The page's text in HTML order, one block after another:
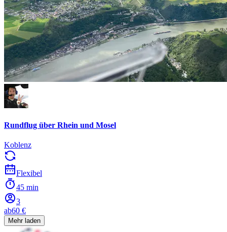
Rundflug über Rhein und Mosel
Koblenz
Flexibel
45 min
3
ab60 €
Mehr laden